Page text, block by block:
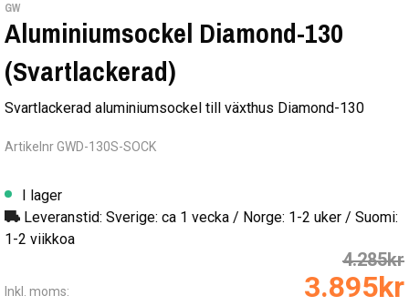
GW
Aluminiumsockel Diamond-130
(Svartlackerad)
Svartlackerad aluminiumsockel till växthus Diamond-130
Artikelnr GWD-130S-SOCK
I lager
Leveranstid: Sverige: ca 1 vecka / Norge: 1-2 uker / Suomi:
1-2 viikkoa
Inkl. moms:
4.285kr
3.895kr